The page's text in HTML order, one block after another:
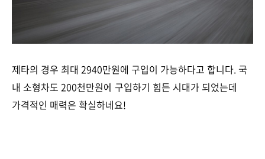
제타의 경우 최대 2940만원에 구입이 가능하다고 합니다. 국
내 소형차도 200천만원에 구입하기 힘든 시대가 되었는데
가격적인 매력은 확실하네요!